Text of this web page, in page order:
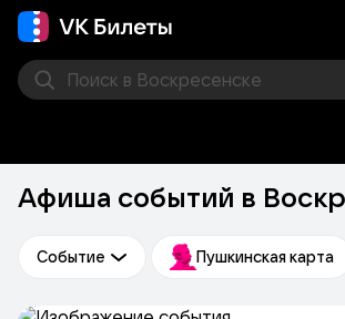
Поиск в Воскресенске
Афиша событий в
Событие Пушкинская карта